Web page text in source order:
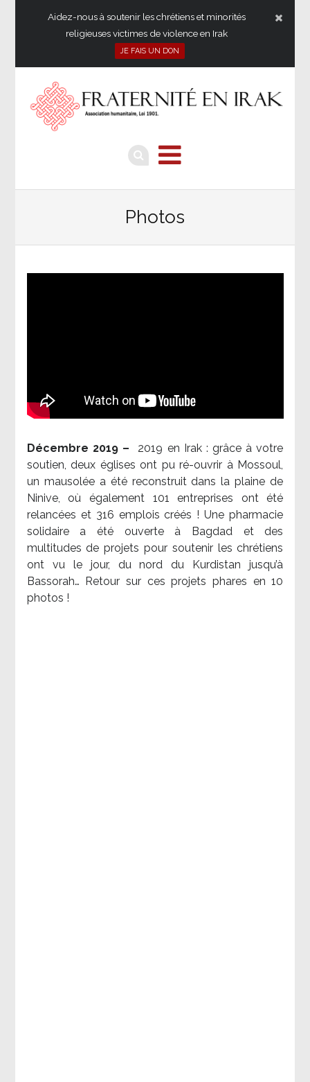
Aidez-nous à soutenir les chrétiens et minorités
religieuses victimes de violence en Irak
JE FAIS UN DON
Photos
Décembre 2019 – 2019 en Irak : grâce à votre
soutien, deux églises ont pu ré-ouvrir à Mossoul,
un mausolée a été reconstruit dans la plaine de
Ninive, où également 101 entreprises ont été
relancées et 316 emplois créés ! Une pharmacie
solidaire a été ouverte à Bagdad et des
multitudes de projets pour soutenir les chrétiens
ont vu le jour, du nord du Kurdistan jusqu’à
Bassorah… Retour sur ces projets phares en 10
photos !